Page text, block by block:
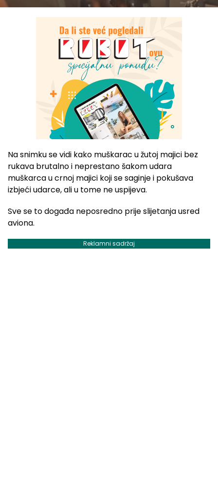
Na snimku se vidi kako muškarac u žutoj majici bez
rukava brutalno i neprestano šakom udara
muškarca u crnoj majici koji se saginje i pokušava
izbjeći udarce, ali u tome ne uspijeva.
Sve se to događa neposredno prije slijetanja usred
aviona.
Reklamni sadržaj